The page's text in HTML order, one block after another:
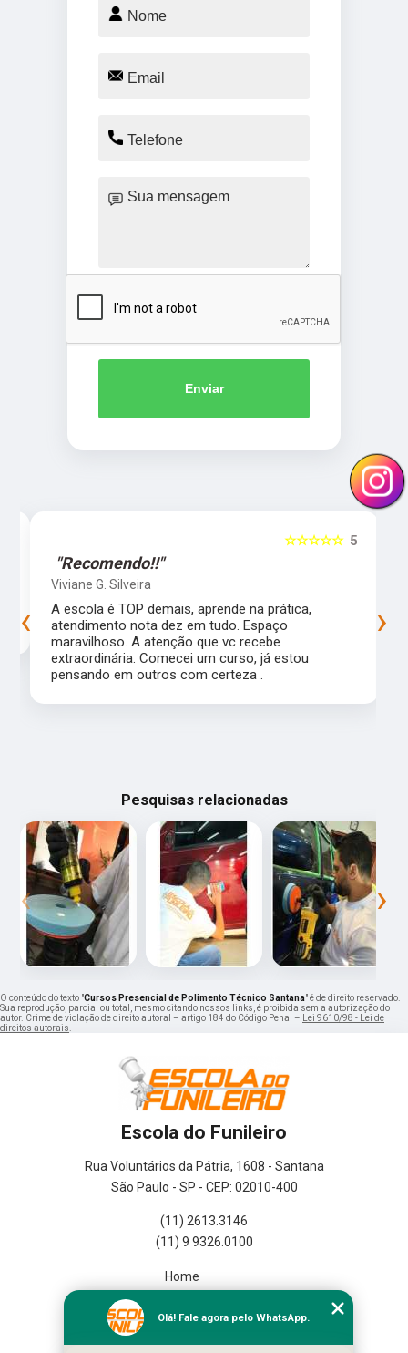
Enviar
5
☆☆☆☆☆
"Recomendo!!"
Viviane G. Silveira
A escola é TOP demais, aprende na prática,
atendimento nota dez em tudo. Espaço
maravilhoso. A atenção que vc recebe
extraordinária. Comecei um curso, já estou
pensando em outros com certeza .
‹ ›
Pesquisas relacionadas
‹ ›
O conteúdo do texto "Cursos Presencial de Polimento Técnico Santana" é de direito reservado.
Sua reprodução, parcial ou total, mesmo citando nossos links, é proibida sem a autorização do
autor. Crime de violação de direito autoral – artigo 184 do Código Penal –
Lei 9610/98 - Lei de
direitos autorais
Escola do Funileiro
Rua Voluntários da Pátria, 1608 - Santana
São Paulo - SP - CEP: 02010-400
(11) 2613.3146
(11) 9 9326.0100
Home
Missão
Olá! Fale agora pelo WhatsApp.